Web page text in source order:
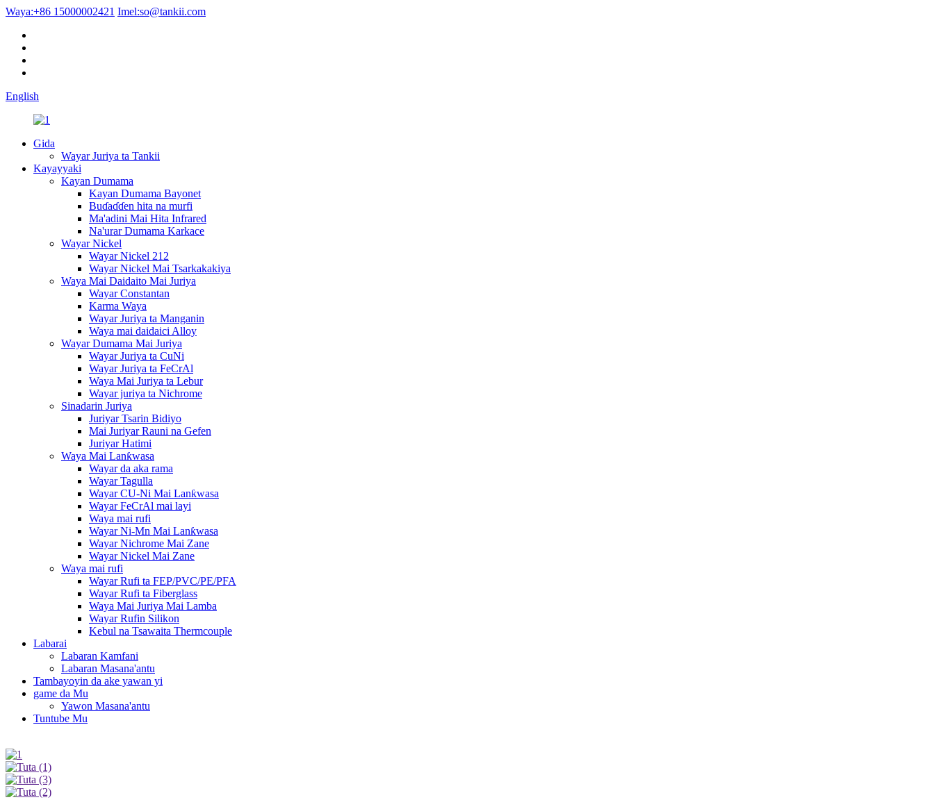
Waya:+86 15000002421 Imel:so@tankii.com
English
Gida
Wayar Juriya ta Tankii
Kayayyaki
Kayan Dumama
Kayan Dumama Bayonet
Buɗaɗɗen hita na murfi
Ma'adini Mai Hita Infrared
Na'urar Dumama Karkace
Wayar Nickel
Wayar Nickel 212
Wayar Nickel Mai Tsarkakakiya
Waya Mai Daidaito Mai Juriya
Wayar Constantan
Karma Waya
Wayar Juriya ta Manganin
Waya mai daidaici Alloy
Wayar Dumama Mai Juriya
Wayar Juriya ta CuNi
Wayar Juriya ta FeCrAl
Waya Mai Juriya ta Lebur
Wayar juriya ta Nichrome
Sinadarin Juriya
Juriyar Tsarin Bidiyo
Mai Juriyar Rauni na Gefen
Juriyar Hatimi
Waya Mai Lanƙwasa
Wayar da aka rama
Wayar Tagulla
Wayar CU-Ni Mai Lanƙwasa
Wayar FeCrAl mai layi
Waya mai rufi
Wayar Ni-Mn Mai Lanƙwasa
Wayar Nichrome Mai Zane
Wayar Nickel Mai Zane
Waya mai rufi
Wayar Rufi ta FEP/PVC/PE/PFA
Wayar Rufi ta Fiberglass
Waya Mai Juriya Mai Lamba
Wayar Rufin Silikon
Kebul na Tsawaita Thermcouple
Labarai
Labaran Kamfani
Labaran Masana'antu
Tambayoyin da ake yawan yi
game da Mu
Yawon Masana'antu
Tuntube Mu